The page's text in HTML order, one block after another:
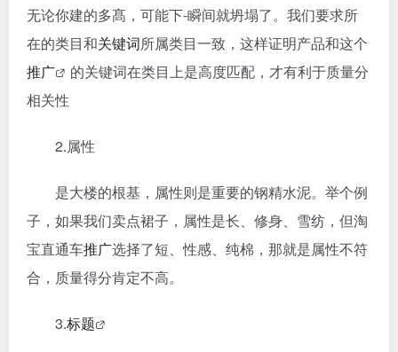
无论你建的多髙，可能下-瞬间就坍塌了。我们要求所
在的类目和关键词所属类目一致，这样证明产品和这个
推广
的关键词在类目上是高度匹配，才有利于质量分
相关性
2.属性
是大楼的根基，属性则是重要的钢精水泥。举个例
子，如果我们卖点裙子，属性是长、修身、雪纺，但淘
宝直通车推广选择了短、性感、纯棉，那就是属性不符
合，质量得分肯定不高。
3.标题